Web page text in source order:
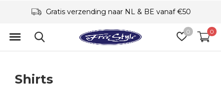
0 0
Gratis verzending naar NL & BE vanaf €50
Shirts